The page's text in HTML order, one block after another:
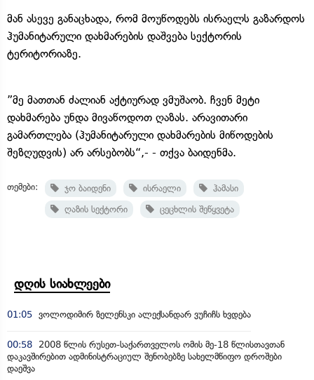
მან ასევე განაცხადა, რომ მოუწოდებს ისრაელს გაზარდოს
ჰუმანიტარული დახმარების დაშვება სექტორის
ტერიტორიაზე.
”მე მათთან ძალიან აქტიურად ვმუშაობ. ჩვენ მეტი
დახმარება უნდა მივაწოდოთ ღაზას. არავითარი
გამართლება (ჰუმანიტარული დახმარების მიწოდების
შეზღუდვის) არ არსებობს“,- - თქვა ბაიდენმა.
თემები: ჯო ბაიდენი ისრაელი
ჰამასი
ღაზის სექტორი
ცეცხლის შეწყვეტა
დღის სიახლეები
01:05 ვოლოდიმირ ზელენსკი ალექსანდარ ვუჩიჩს ხვდება
00:58
2008 წლის რუსეთ-საქართველოს ომის მე-18 წლისთავთან
დაკავშირებით ადმინისტრაციულ შენობებზე სახელმწიფო დროშები
დაეშვა